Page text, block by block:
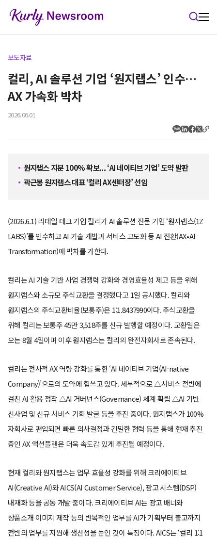
보도자료
컬리, AI 솔루션 기업 ‘원지랩스’ 인수…
AX 가속화 박차
2026.06.01
원지랩스 지분 100% 확보... ‘AI 네이티브 기업’ 도약 발판
곽근봉 원지랩스 대표 ‘컬리 AX센터장’ 선임
(2026.6.1) 리테일 테크 기업 컬리가 AI 솔루션 전문 기업 ‘원지랩스(1Z
LABS)’를 인수하고 AI 기술 개발과 서비스 고도화 등 AI 전환(AX•AI
Transformation)에 박차를 가한다.
컬리는 AI 기술 기반 사업 경쟁력 강화와 경영효율성 제고 등을 위해
원지랩스와 소규모 주식교환을 결정했다고 1일 공시했다. 컬리와
원지랩스의 주식교환비율(보통주)은 1:1.8437990이다. 주식교환을
위해 컬리는 보통주 45만 3,518주를 신규 발행할 예정이다. 교환일은
오는 8월 4일이며 이후 원지랩스는 컬리의 완전자회사로 존속된다.
컬리는 전사적 AX 역량 강화를 통한 ‘AI 네이티브 기업(AI-native
Company)’으로의 도약에 힘쓰고 있다. 세부적으로 △서비스 전반에
걸친 AI 활용 정착 △AI 거버넌스(Governance) 체계 확립 △AI 기반
신사업 및 신규 서비스 기회 발굴 등을 추진 중이다. 원지랩스가 100%
자회사로 편입되면 빠른 의사결정과 긴밀한 협력 등을 통해 현재 추진
중인 AX 액션플랜은 더욱 속도감 있게 추진될 예정이다.
현재 컬리와 원지랩스는 업무 효율성 강화를 위해 크리에이티브
AI(Creative AI)와 AICS(AI Customer Service), 광고 시스템(DSP)
내재화 등을 공동 개발 중이다. 크리에이티브 AI는 광고 배너와
상품소개 이미지 제작 등의 반복적인 업무를 AI가 기획부터 출고까지
전반의 업무를 지원해 생산성을 높인 것이 특징이다. AICS는 ‘컬리 1:1